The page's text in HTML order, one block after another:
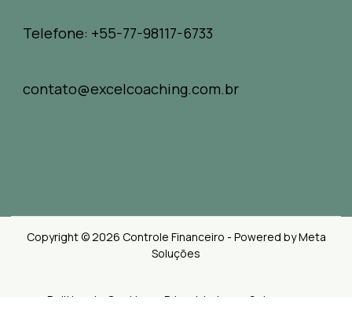
Telefone: +55-77-98117-6733
contato@excelcoaching.com.br
Copyright © 2026 Controle Financeiro - Powered by Meta
Soluções
Politica de Cookies e Privacidades Sobre nos